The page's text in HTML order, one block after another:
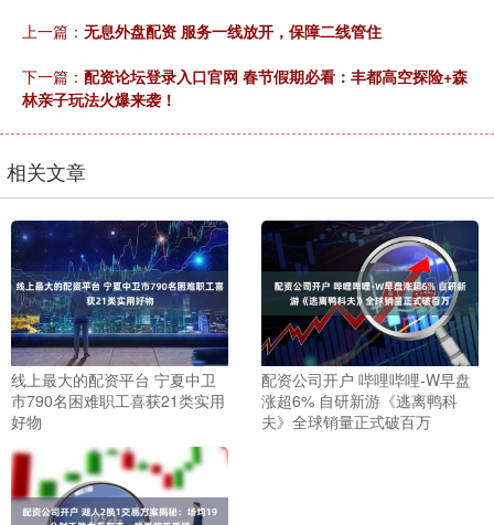
上一篇： 无息外盘配资 服务一线放开，保障二线管住
下一篇： 配资论坛登录入口官网 春节假期必看：丰都高空探险+森
林亲子玩法火爆来袭！
相关文章
线上最大的配资平台 宁夏中卫
市790名困难职工喜获21类实用
好物
配资公司开户 哔哩哔哩-W早盘
涨超6% 自研新游《逃离鸭科
夫》全球销量正式破百万